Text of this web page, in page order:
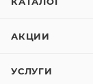
АКЦИИ
УСЛУГИ